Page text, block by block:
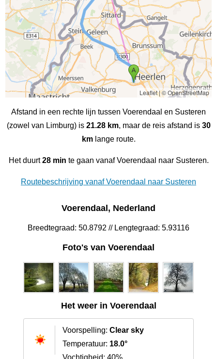
Leaflet|© OpenStreetMap
Afstand in een rechte lijn tussen Voerendaal en Susteren
(zowel van Limburg) is 21.28 km, maar de reis afstand is 30
kmlange route.
Het duurt28 min te gaan vanaf Voerendaal naar Susteren.
Routebeschrijving vanaf Voerendaal naar Susteren
Voerendaal, Nederland
Breedtegraad: 50.8792 // Lengtegraad: 5.93116
Foto's van Voerendaal
Het weer in Voerendaal
Voorspelling: Clear sky
Temperatuur: 18.0°